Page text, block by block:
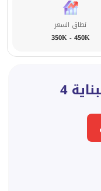
نطاق السعر
350K - 450K
4